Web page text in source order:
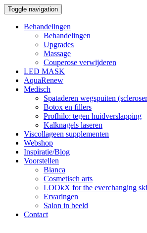
Toggle navigation
Behandelingen
Behandelingen
Upgrades
Massage
Couperose verwijderen
LED MASK
AquaRenew
Medisch
Spataderen wegspuiten
Botox en fillers
Profhilo: tegen huidverslapping
Kalknagels laseren
Viscollageen supplementen
Webshop
Inspiratie/Blog
Voorstellen
Bianca
Cosmetisch arts
LOOkX for the everchanging
Ervaringen
Salon in beeld
Contact